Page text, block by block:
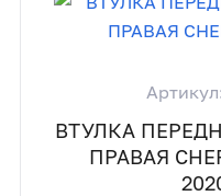
ВТУЛКА
ПРАВАЯ